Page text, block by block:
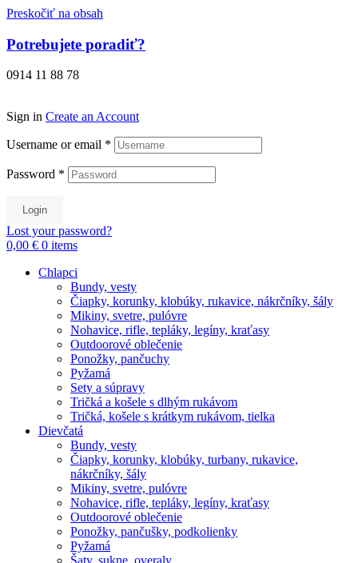
Preskočiť na obsah
Potrebujete poradiť?
0914 11 88 78
Sign in Create an Account
Username or email *
Password *
Login
Lost your password?
0,00 € 0 items
Chlapci
Bundy, vesty
Čiapky, korunky, klobúky, rukavice, nákrčníky, šály
Mikiny, svetre, pulóvre
Nohavice, rifle, tepláky, legíny, kraťasy
Outdoorové oblečenie
Ponožky, pančuchy
Pyžamá
Sety a súpravy
Tričká a košele s dlhým rukávom
Tričká, košele s krátkym rukávom, tielka
Dievčatá
Bundy, vesty
Čiapky, korunky, klobúky, turbany, rukavice,
nákrčníky, šály
Mikiny, svetre, pulóvre
Nohavice, rifle, tepláky, legíny, kraťasy
Outdoorové oblečenie
Ponožky, pančušky, podkolienky
Pyžamá